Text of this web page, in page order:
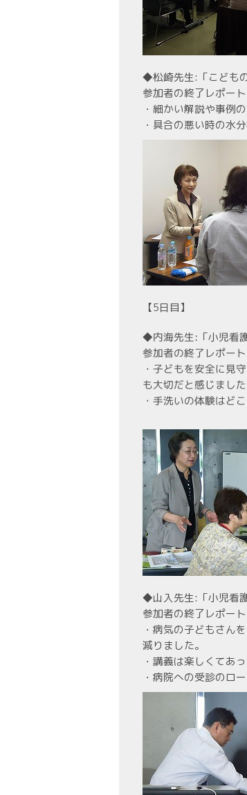
◆松崎先生:「こども
参加者の終了レポー
・細かい解説や事例
・具合の悪い時の水
【5日目】
◆内海先生:「小児看
参加者の終了レポー
・子どもを安全に見
も大切だと感じました
・手洗いの体験はど
◆山入先生:「小児看
参加者の終了レポー
・病気の子どもさん
減りました。
・講義は楽しくてあ
・病院への受診のロ